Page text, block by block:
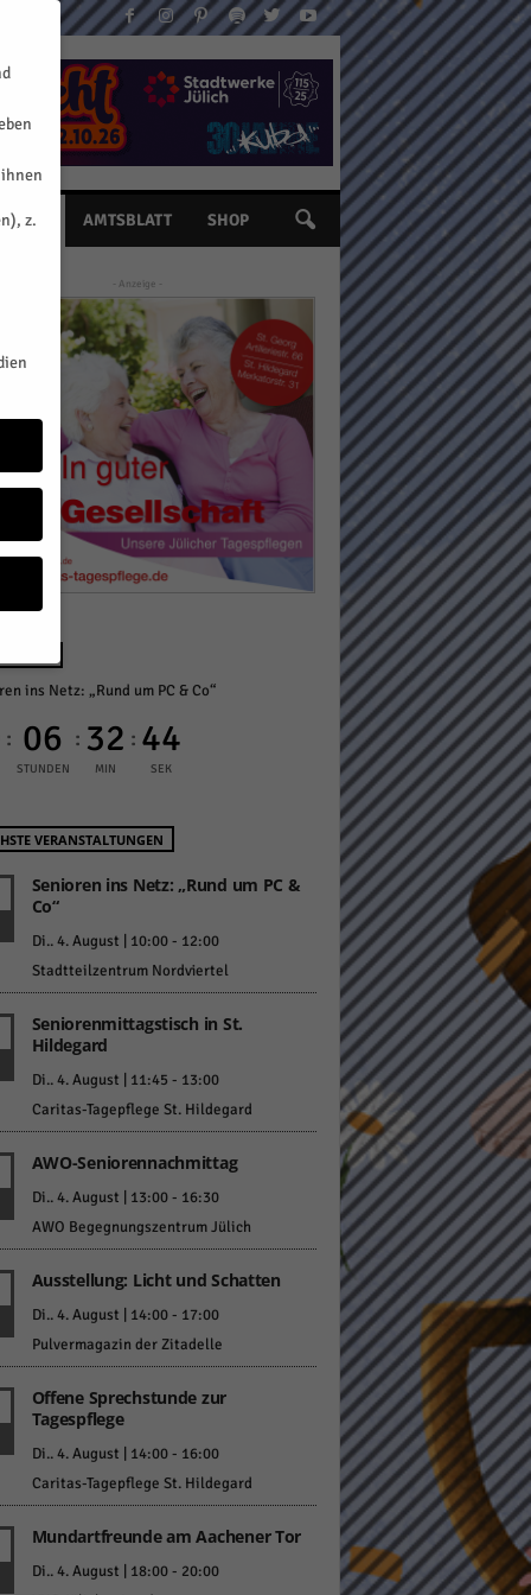
AMTSBLATT SHOP
- Anzeige -
ins Netz: „Rund um PC & Co“
: 06
STUNDEN
: 32
MIN
: 43
SEK
VERANSTALTUNGEN
Senioren ins Netz: „Rund um PC &
Co“
Di.. 4. August | 10:00- 12:00
Stadtteilzentrum Nordviertel
Seniorenmittagstisch in St.
Hildegard
Di.. 4. August | 11:45 - 13:00
Caritas-Tagepflege St. Hildegard
AWO-Seniorennachmittag
Di.. 4. August | 13:00- 16:30
AWO Begegnungszentrum Jülich
Ausstellung: Licht und Schatten
Di.. 4. August | 14:00- 17:00
Pulvermagazin der Zitadelle
Offene Sprechstunde zur
Tagespflege
Di.. 4. August | 14:00- 16:00
Caritas-Tagepflege St. Hildegard
Mundartfreunde am Aachener Tor
Di.. 4. August | 18:00- 20:00
z.
z.
Statistiken
Externe Medien